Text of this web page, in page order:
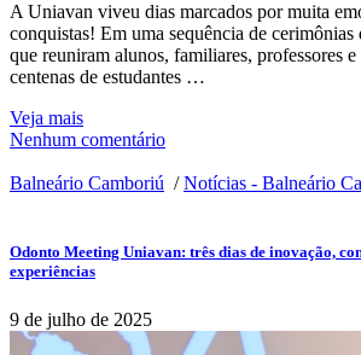
A Uniavan viveu dias marcados por muita
conquistas! Em uma sequência de cerimônias
que reuniram alunos, familiares, professores e
centenas de estudantes …
Veja mais
Nenhum comentário
Balneário Camboriú /Notícias - Balneário
Odonto Meeting Uniavan: três dias de inovação,
experiências
9 de julho de 2025